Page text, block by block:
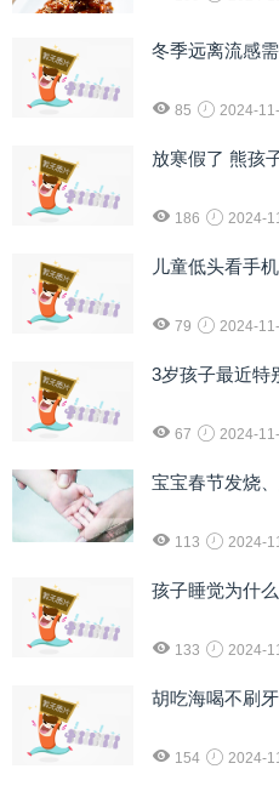
冬季远离流感
85 2024-
放寒假了 熊孩
186 2024-
儿童低头看手
79 2024-
3岁孩子最近特
67 2024-
宝宝春节发烧
113 2024-
孩子睡觉为什
133 2024-
胡吃海喝不刷
154 2024-